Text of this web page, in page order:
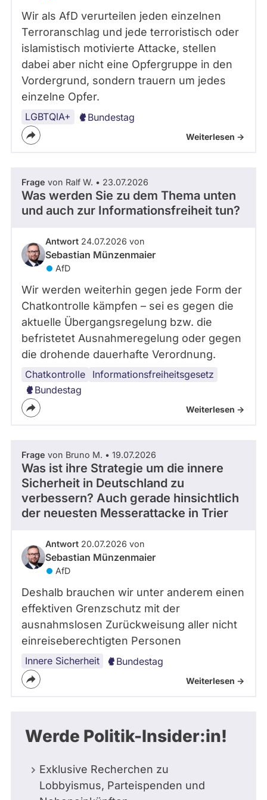
Wir als AfD verurteilen jeden einzelnen
Terroranschlag und jede terroristisch oder
islamistisch motivierte Attacke, stellen
dabei aber nicht eine Opfergruppe in den
Vordergrund, sondern trauern um jedes
einzelne Opfer.
LGBTQIA+ Bundestag
Weiterlesen ->
Frage von Ralf W. • 23.07.2026
Was werden Sie zu dem Thema unten
und auch zur Informationsfreiheit tun?
Antwort 24.07.2026 von
Sebastian Münzenmaier
AfD
Wir werden weiterhin gegen jede Form der
Chatkontrolle kämpfen – sei es gegen die
aktuelle Übergangsregelung bzw. die
befristetet Ausnahmeregelung oder gegen
die drohende dauerhafte Verordnung.
Chatkontrolle
Informationsfreiheitsgesetz
Bundestag
Weiterlesen ->
Frage von Bruno M. • 19.07.2026
Was ist ihre Strategie um die innere
Sicherheit in Deutschland zu
verbessern? Auch gerade hinsichtlich
der neuesten Messerattacke in Trier
Antwort 20.07.2026 von
Sebastian Münzenmaier
AfD
Deshalb brauchen wir unter anderem einen
effektiven Grenzschutz mit der
ausnahmslosen Zurückweisung aller nicht
einreiseberechtigten Personen
Innere Sicherheit Bundestag
Weiterlesen ->
Werde Politik-Insider:in!
Exklusive Recherchen zu
Lobbyismus, Parteispenden und